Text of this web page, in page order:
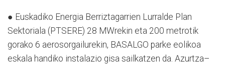
● Euskadiko Energia Berriztagarrien Lurralde Plan
Sektoriala (PTSERE) 28 MWrekin eta 200 metrotik
gorako 6 aerosorgailurekin, BASALGO parke eolikoa
eskala handiko instalazio gisa sailkatzen da. Azurtza–